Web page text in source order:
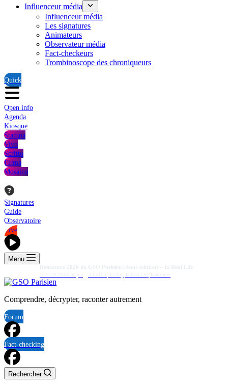
Influenceur média
Influenceur média
Les signatures
Animateurs
Observateur média
Fact-checkeurs
Trombinoscope des chroniqueurs
Quick
Open info
Agenda
Kiosque
Stampa
Vivo
Scritto
Firma
Mosaico
Signatures
Guide
Observatoire
Live
Menu
Comprendre, décrypter, raconter autrement
Forum
Fact-checking
Rechercher